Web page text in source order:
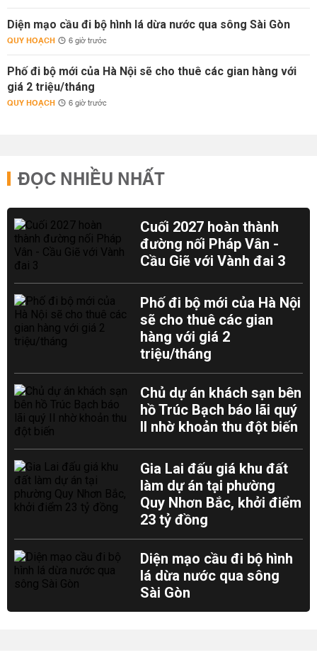
Diện mạo cầu đi bộ hình lá dừa nước qua sông Sài Gòn
QUY HOẠCH 6 giờ trước
Phố đi bộ mới của Hà Nội sẽ cho thuê các gian hàng với
giá 2 triệu/tháng
QUY HOẠCH 6 giờ trước
ĐỌC NHIỀU NHẤT
Cuối 2027 hoàn thành
đường nối Pháp Vân -
Cầu Giẽ với Vành đai 3
Phố đi bộ mới của Hà Nội
sẽ cho thuê các gian
hàng với giá 2
triệu/tháng
Chủ dự án khách sạn bên
hồ Trúc Bạch báo lãi quý
II nhờ khoản thu đột biến
Gia Lai đấu giá khu đất
làm dự án tại phường
Quy Nhơn Bắc, khởi điểm
23 tỷ đồng
Diện mạo cầu đi bộ hình
lá dừa nước qua sông
Sài Gòn